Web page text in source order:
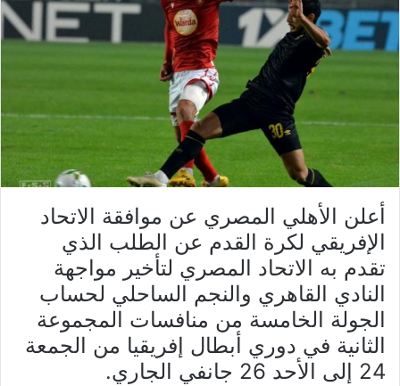
أعلن الأهلي المصري عن موافقة الاتحاد
الإفريقي لكرة القدم عن الطلب الذي
تقدم به الاتحاد المصري لتأخير مواجهة
النادي القاهري والنجم الساحلي لحساب
الجولة الخامسة من منافسات المجموعة
الثانية في دوري أبطال إفريقيا من الجمعة
24 إلى الأحد 26 جانفي الجاري.